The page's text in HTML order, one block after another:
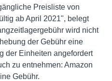
Preisliste von
ab April 2021", belegt
wird nicht
der Gebühr eine
der Einheiten angefordert
zu entnehmen: Amazon
Gebühr.